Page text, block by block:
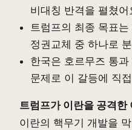
비대칭 반격을 펼쳤어
트럼프의 최종 목표
정권교체 중 하나로
한국은 호르무즈 통
문제로 이 갈등에 직
트럼프가 이란을 공격한
이란의 핵무기 개발을